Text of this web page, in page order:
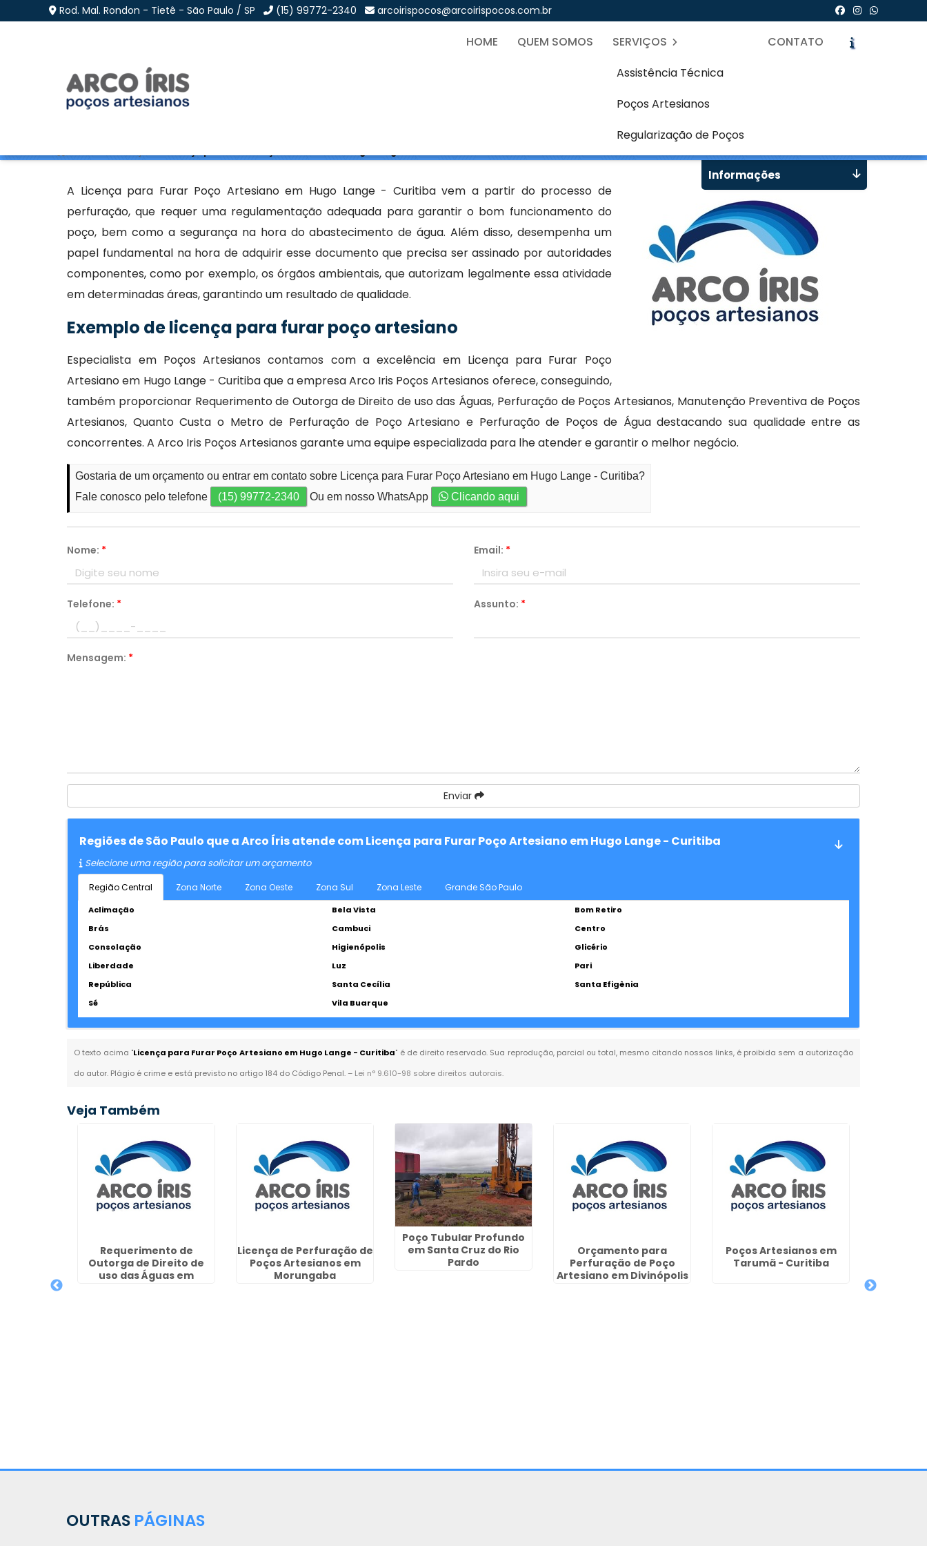
Rod. Mal. Rondon - Tietê - São Paulo / SP (15) 99772-2340 arcoirispocos@arcoirispocos.com.br
HOME QUEM SOMOS
SERVIÇOS
Assistência Técnica
Poços Artesianos
Regularização de Poços
CONTATO
Licença para Furar Poço Artesiano em Hugo Lange - Curitiba
A Licença para Furar Poço Artesiano em Hugo Lange - Curitiba vem a partir do processo de
perfuração, que requer uma regulamentação adequada para garantir o bom funcionamento do
poço, bem como a segurança na hora do abastecimento de água. Além disso, desempenha um
papel fundamental na hora de adquirir esse documento que precisa ser assinado por autoridades
componentes, como por exemplo, os órgãos ambientais, que autorizam legalmente essa atividade
em determinadas áreas, garantindo um resultado de qualidade.
Exemplo de licença para furar poço artesiano
Especialista em Poços Artesianos contamos com a excelência em Licença para Furar Poço
Artesiano em Hugo Lange - Curitiba que a empresa Arco Iris Poços Artesianos oferece, conseguindo,
também proporcionar Requerimento de Outorga de Direito de uso das Águas, Perfuração de Poços Artesianos, Manutenção Preventiva de Poços
Artesianos, Quanto Custa o Metro de Perfuração de Poço Artesiano e Perfuração de Poços de Água destacando sua qualidade entre as
concorrentes. A Arco Iris Poços Artesianos garante uma equipe especializada para lhe atender e garantir o melhor negócio.
Gostaria de um orçamento ou entrar em contato sobre Licença para Furar Poço Artesiano em Hugo Lange - Curitiba?
Fale conosco pelo telefone
(15) 99772-2340 Ou em nosso WhatsApp Clicando aqui
Nome: * Email: *
Telefone: * Assunto: *
Mensagem: *
Enviar
Regiões de São Paulo que a Arco Íris atende com Licença para Furar Poço Artesiano em Hugo Lange - Curitiba
Selecione uma região para solicitar um orçamento
Região Central Zona Norte Zona Oeste Zona Sul Zona Leste Grande São Paulo
Aclimação Bela Vista
Bom Retiro
Brás
Cambuci
Centro
Consolação
Higienópolis
Glicério
Liberdade
Luz
Pari
República
Santa Cecília
Santa Efigênia
Sé
Vila Buarque
O texto acima "Licença para Furar Poço Artesiano em Hugo Lange - Curitiba" é de direito reservado. Sua reprodução, parcial ou total, mesmo citando nossos links, é proibida sem a autorização
do autor. Plágio é crime e está previsto no artigo 184 do Código Penal. – Lei n° 9.610-98 sobre direitos autorais.
Informações
Veja Também
Requerimento de
Outorga de Direito de
uso das Águas em
Licença de Perfuração de
Poços Artesianos em
Morungaba
Poço Tubular Profundo
em Santa Cruz do Rio
Pardo
Orçamento para
Perfuração de Poço
Artesiano em Divinópolis
Poços Artesianos em
Tarumã - Curitiba
OUTRAS PÁGINAS